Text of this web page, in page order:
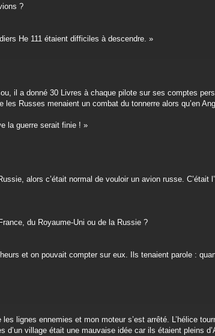
?
He 111 étaient difficiles à descendre. »
il a donné 30 Livres à chaque pilote sur ses comptes
Russes menaient un combat du tonnerre alors qu’en
la guerre serait finie ! »
alors c’était normal de vouloir un avion russe. C’était
du Royaume-Uni ou de la Russie ?
et on pouvait compter sur eux. Ils tenaient parole :
lignes ennemies et mon moteur s’est arrêté. L’hélice
village était une mauvaise idée car ils étaient pleins